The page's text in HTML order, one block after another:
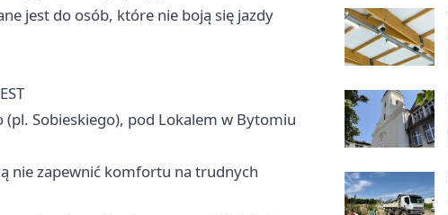
jest do osób, które nie boją się jazdy
(pl. Sobieskiego), pod Lokalem w Bytomiu
nie zapewnić komfortu na trudnych